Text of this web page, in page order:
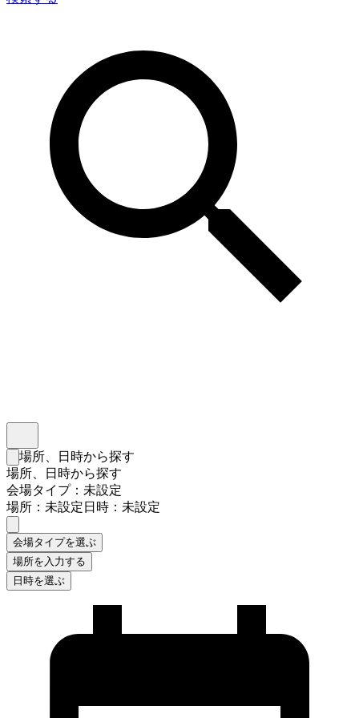
検索フォームを閉じる
場所、日時から探す
場所、日時から探す
会場タイプ：未設定
場所：未設定日時：未設定
会場タイプを選ぶ
場所を入力する
日時を選ぶ